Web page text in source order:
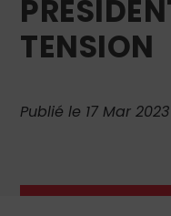
TENSION
Publié le 17 Mar 2023